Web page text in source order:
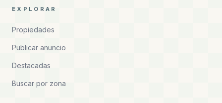
EXPLORAR
Propiedades
Publicar anuncio
Destacadas
Buscar por zona